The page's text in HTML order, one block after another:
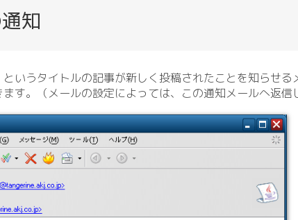
知
いうタイトルの記事が新しく投稿されたことを知らせ
す。（メールの設定によっては、この通知メールへ返信